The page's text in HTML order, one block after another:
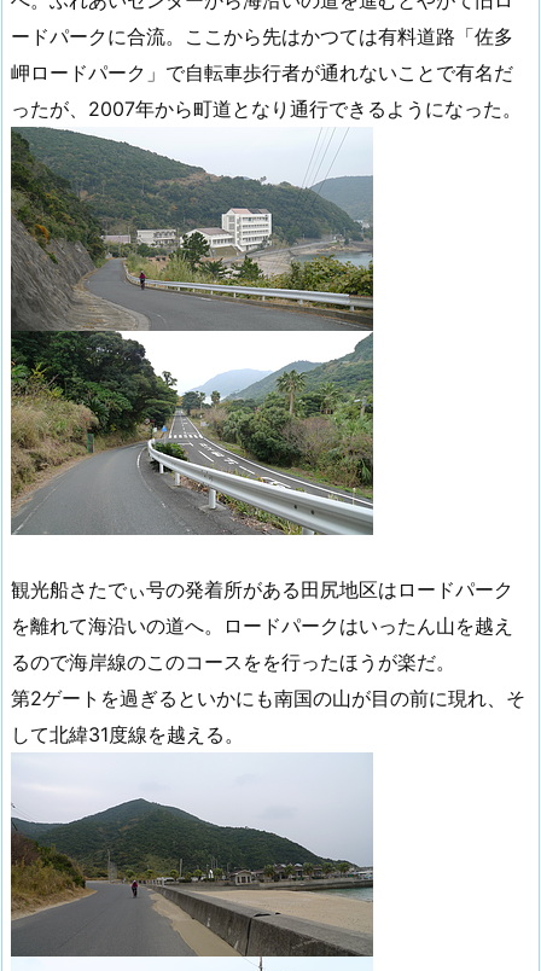
ードパークに合流。ここから先はかつては有料道路「佐多
岬ロードパーク」で自転車歩行者が通れないことで有名だ
ったが、2007年から町道となり通行できるようになった。
観光船さたでぃ号の発着所がある田尻地区はロードパーク
を離れて海沿いの道へ。ロードパークはいったん山を越え
るので海岸線のこのコースをを行ったほうが楽だ。
第2ゲートを過ぎるといかにも南国の山が目の前に現れ、そ
して北緯31度線を越える。